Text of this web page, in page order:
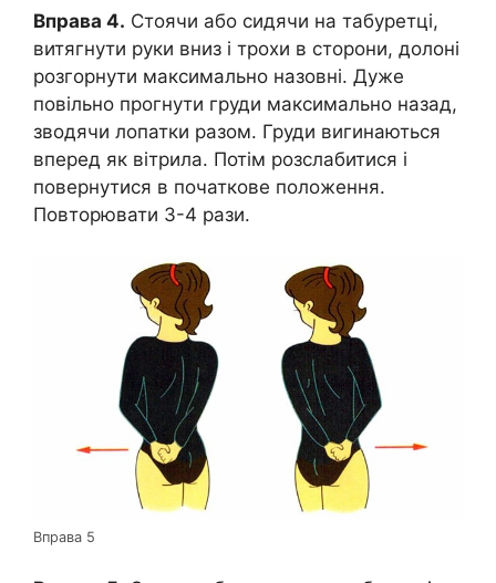
Вправа 4. Стоячи або сидячи на табуретці,
витягнути руки вниз і трохи в сторони, долоні
розгорнути максимально назовні. Дуже
повільно прогнути груди максимально назад,
зводячи лопатки разом. Груди вигинаються
вперед як вітрила. Потім розслабитися і
повернутися в початкове положення.
Повторювати 3-4 рази.
Вправа 5